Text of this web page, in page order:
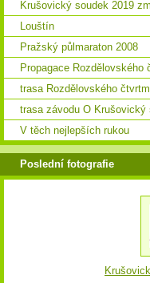
Krušovický soudek 2019
Louštín
Pražský půlmaraton 2008
Propagace Rozdělovského
trasa Rozdělovského
trasa závodu O Krušovický
V těch nejlepších rukou
Poslední fotografie